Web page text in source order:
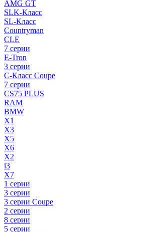
AMG GT
SLK-Класс
SL-Класс
Countryman
CLE
7 серии
E-Tron
3 серии
C-Класс Coupe
7 серии
CS75 PLUS
RAM
BMW
X1
X3
X5
X6
X2
i3
X7
1 серии
3 серии
3 серии Coupe
2 серии
8 серии
5 серии